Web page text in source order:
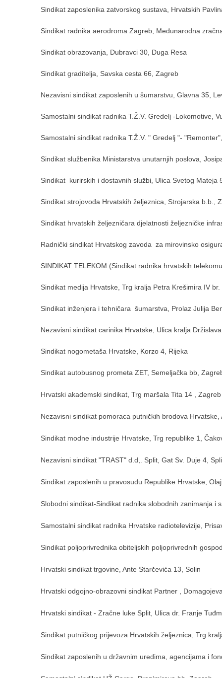
Sindikat zaposlenika zatvorskog sustava, Hrvatskih
Sindikat radnika aerodroma Zagreb, Međunarodna
Sindikat obrazovanja, Dubravci 30, Duga Resa
Sindikat graditelja, Savska cesta 66, Zagreb
Nezavisni sindikat zaposlenih u šumarstvu, Glavna 35,
Samostalni sindikat radnika T.Ž.V. Gredelj -Lokomotive,
Samostalni sindikat radnika T.Ž.V. " Gredelj "-
Sindikat službenika Ministarstva unutarnjih poslova,
Sindikat kurirskih i dostavnih službi, Ulica Svetog Mateja
Sindikat strojovođa Hrvatskih željeznica, Strojarska b.b.,
Sindikat hrvatskih željezničara djelatnosti željezničke
Radnički sindikat Hrvatskog zavoda za mirovinsko
SINDIKAT TELEKOM (Sindikat radnika hrvatskih
Sindikat medija Hrvatske, Trg kralja Petra Krešimira IV
Sindikat inženjera i tehničara šumarstva, Prolaz Julija
Nezavisni sindikat carinika Hrvatske, Ulica kralja
Sindikat nogometaša Hrvatske, Korzo 4, Rijeka
Sindikat autobusnog prometa ZET, Semeljačka bb,
Hrvatski akademski sindikat, Trg maršala Tita 14 , Zagreb
Nezavisni sindikat pomoraca putničkih brodova
Sindikat modne industrije Hrvatske, Trg republike 1,
Nezavisni sindikat "TRAST" d.d,. Split, Gat Sv. Duje 4,
Sindikat zaposlenih u pravosuđu Republike Hrvatske,
Slobodni sindikat-Sindikat radnika slobodnih zanimanja i
Samostalni sindikat radnika Hrvatske radiotelevizije,
Sindikat poljoprivrednika obiteljskih poljoprivrednih
Hrvatski sindikat trgovine, Ante Starčevića 13, Solin
Hrvatski odgojno-obrazovni sindikat Partner ,
Hrvatski sindikat - Zračne luke Split, Ulica dr. Franje
Sindikat putničkog prijevoza Hrvatskih željeznica, Trg
Sindikat zaposlenih u državnim uredima, agencijama i